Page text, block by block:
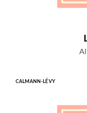
CALMANN-LÉVY